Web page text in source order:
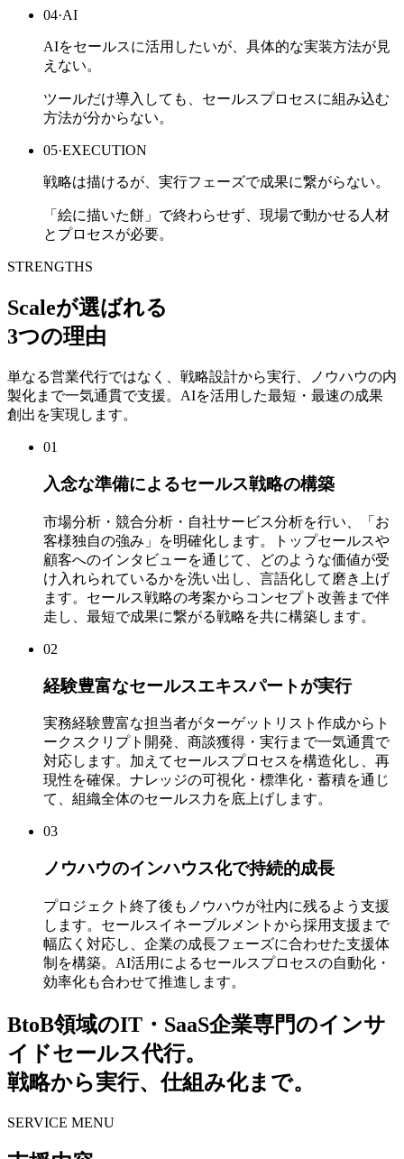
04·AI
AIをセールスに活用したいが、具体的な実装方法が見
えない。
ツールだけ導入しても、セールスプロセスに組み込む
方法が分からない。
05·EXECUTION
戦略は描けるが、実行フェーズで成果に繋がらない。
「絵に描いた餅」で終わらせず、現場で動かせる人材
とプロセスが必要。
STRENGTHS
Scaleが選ばれる
3つの理由
単なる営業代行ではなく、戦略設計から実行、ノウハウの内
製化まで一気通貫で支援。AIを活用した最短・最速の成果
創出を実現します。
01
入念な準備によるセールス戦略の構築
市場分析・競合分析・自社サービス分析を行い、「お
客様独自の強み」を明確化します。トップセールスや
顧客へのインタビューを通じて、どのような価値が受
け入れられているかを洗い出し、言語化して磨き上げ
ます。セールス戦略の考案からコンセプト改善まで伴
走し、最短で成果に繋がる戦略を共に構築します。
02
経験豊富なセールスエキスパートが実行
実務経験豊富な担当者がターゲットリスト作成からト
ークスクリプト開発、商談獲得・実行まで一気通貫で
対応します。加えてセールスプロセスを構造化し、再
現性を確保。ナレッジの可視化・標準化・蓄積を通じ
て、組織全体のセールス力を底上げします。
03
ノウハウのインハウス化で持続的成長
プロジェクト終了後もノウハウが社内に残るよう支援
します。セールスイネーブルメントから採用支援まで
幅広く対応し、企業の成長フェーズに合わせた支援体
制を構築。AI活用によるセールスプロセスの自動化・
効率化も合わせて推進します。
BtoB領域のIT・SaaS企業専門のインサ
イドセールス代行。
戦略から実行、仕組み化まで。
SERVICE MENU